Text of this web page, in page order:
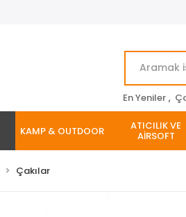
En Yeniler ,
KAMP & OUTDOOR ATICILIK VE
AİRSOFT
Çakılar